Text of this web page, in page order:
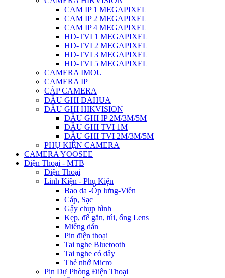
CAM IP 1 MEGAPIXEL
CAM IP 2 MEGAPIXEL
CAM IP 4 MEGAPIXEL
HD-TVI 1 MEGAPIXEL
HD-TVI 2 MEGAPIXEL
HD-TVI 3 MEGAPIXEL
HD-TVI 5 MEGAPIXEL
CAMERA IMOU
CAMERA IP
CÁP CAMERA
ĐẦU GHI DAHUA
ĐẦU GHI HIKVISION
ĐẦU GHI IP 2M/3M/5M
ĐẦU GHI TVI 1M
ĐẦU GHI TVI 2M/3M/5M
PHỤ KIỆN CAMERA
CAMERA YOOSEE
Điện Thoại - MTB
Điện Thoại
Linh Kiện - Phụ Kiện
Bao da -Ốp lưng-Viền
Cáp, Sạc
Gậy chụp hình
Kẹp, đế gắn, túi, ống Lens
Miếng dán
Pin điện thoại
Tai nghe Bluetooth
Tai nghe có dây
Thẻ nhớ Micro
Pin Dự Phòng Điện Thoại